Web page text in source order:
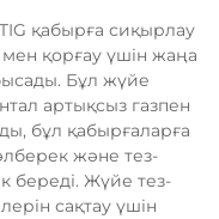
қабырға сиқырлау
қорғау үшін жаңа
Бұл жүйе
артықсыз газпен
бұл қабырғаларға
және тез-
береді. Жүйе тез-
сақтау үшін